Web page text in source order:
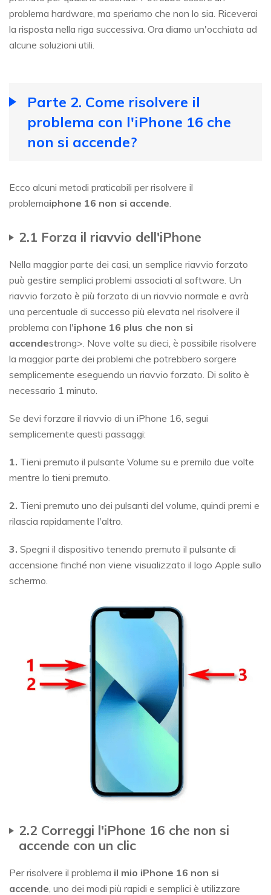
problema hardware, ma speriamo che non lo sia. Riceverai
la risposta nella riga successiva. Ora diamo un'occhiata ad
alcune soluzioni utili.
Parte 2. Come risolvere il
problema con l'iPhone 16 che
non si accende?
Ecco alcuni metodi praticabili per risolvere il
problemaiphone 16 non si accende.
2.1 Forza il riavvio dell'iPhone
Nella maggior parte dei casi, un semplice riavvio forzato
può gestire semplici problemi associati al software. Un
riavvio forzato è più forzato di un riavvio normale e avrà
una percentuale di successo più elevata nel risolvere il
problema con l'iphone 16 plus che non si
accendestrong>. Nove volte su dieci, è possibile risolvere
la maggior parte dei problemi che potrebbero sorgere
semplicemente eseguendo un riavvio forzato. Di solito è
necessario 1 minuto.
Se devi forzare il riavvio di un iPhone 16, segui
semplicemente questi passaggi:
1. Tieni premuto il pulsante Volume su e premilo due volte
mentre lo tieni premuto.
2. Tieni premuto uno dei pulsanti del volume, quindi premi e
rilascia rapidamente l'altro.
3. Spegni il dispositivo tenendo premuto il pulsante di
accensione finché non viene visualizzato il logo Apple sullo
schermo.
2.2 Correggi l'iPhone 16 che non si
accende con un clic
Per risolvere il problema il mio iPhone 16 non si
accende, uno dei modi più rapidi e semplici è utilizzare